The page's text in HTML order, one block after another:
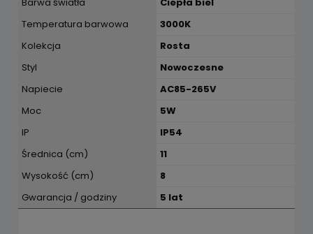
Temperatura barwowa
3000K
Kolekcja
Rosta
Styl
Nowoczesne
Napiecie
AC85-265V
Moc
5W
IP
IP54
Średnica (cm)
11
Wysokość (cm)
8
Gwarancja / godziny
5 lat